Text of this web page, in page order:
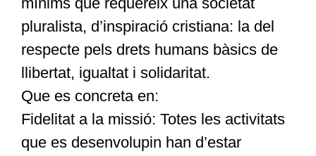
pluralista, d’inspiració cristiana: la del
respecte pels drets humans bàsics de
llibertat, igualtat i solidaritat.
Que es concreta en:
Fidelitat a la missió: Totes les activitats
que es desenvolupin han d’estar